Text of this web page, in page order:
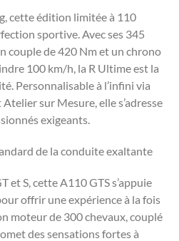
cette édition limitée à 110
sportive. Avec ses 345
couple de 420 Nm et un chrono
100 km/h, la R Ultime est la
Personnalisable à l’infini via
sur Mesure, elle s’adresse
exigeants.
de la conduite exaltante
et S, cette A110 GTS s’appuie
offrir une expérience à la fois
moteur de 300 chevaux, couplé
des sensations fortes à